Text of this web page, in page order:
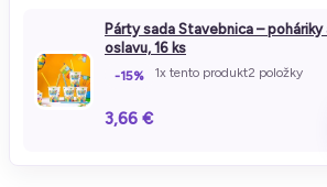
Párty sada Stavebnica –
oslavu, 16 ks
-15% 1x tento produkt2 položky
3,66 €